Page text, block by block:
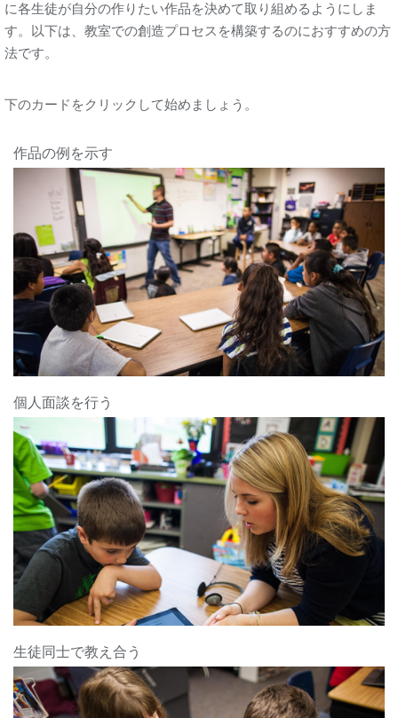
に各生徒が自分の作りたい作品を決めて取り組めるようにしま
す。以下は、教室での創造プロセスを構築するのにおすすめの方
法です。
下のカードをクリックして始めましょう。
作品の例を示す
個人面談を行う
生徒同士で教え合う